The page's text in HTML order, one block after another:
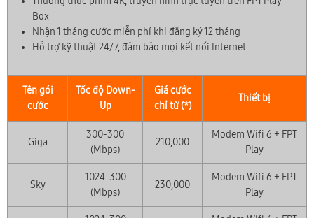
Box
Nhận 1 tháng cước miễn phí khi đăng ký 12 tháng
Hỗ trợ kỹ thuật 24/7, đảm bảo mọi kết nối Internet
Tên gói
cước
Tốc độ Down-
Up
Giá cước
chỉ từ (*)
Thiết bị
Giga
300-300
(Mbps)
210,000
Modem Wifi 6 + FPT
Play
Sky
1024-300
(Mbps)
230,000
Modem Wifi 6 + FPT
Play